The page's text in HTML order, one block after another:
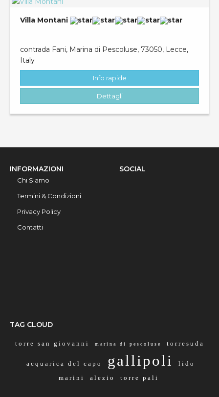
Villa Montani
contrada Fani, Marina di Pescoluse, 73050, Lecce,
Italy
Info rapide
Dettagli
INFORMAZIONI
Chi Siamo
Termini & Condizioni
Privacy Policy
Contatti
SOCIAL
TAG CLOUD
torre san giovanni marina di pescoluse torresuda
acquarica del capo gallipoli
lido
marini
alezio torre pali